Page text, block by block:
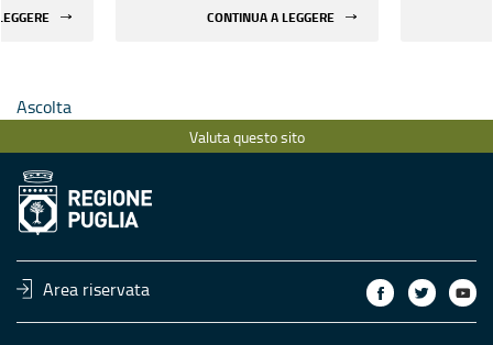
CONTINUA A LEGGERE
Ascolta
Valuta questo sito
Area riservata